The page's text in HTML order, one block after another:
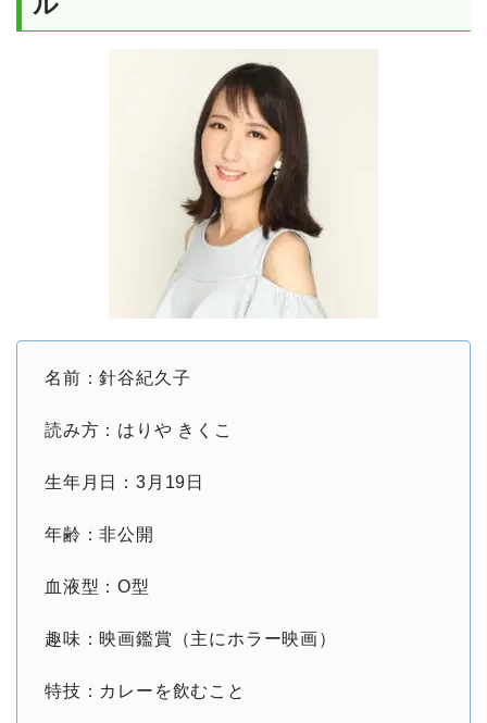
名前：針谷紀久子
読み方：はりや きくこ
生年月日：3月19日
年齢：非公開
血液型：O型
趣味：映画鑑賞（主にホラー映画）
特技：カレーを飲むこと